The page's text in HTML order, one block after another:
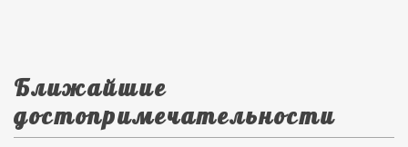
Ближайшие
достопримечательности